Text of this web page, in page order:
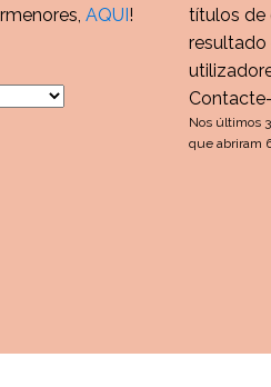
AQUI !
títulos de
resultado
Nos últimos
que abriram